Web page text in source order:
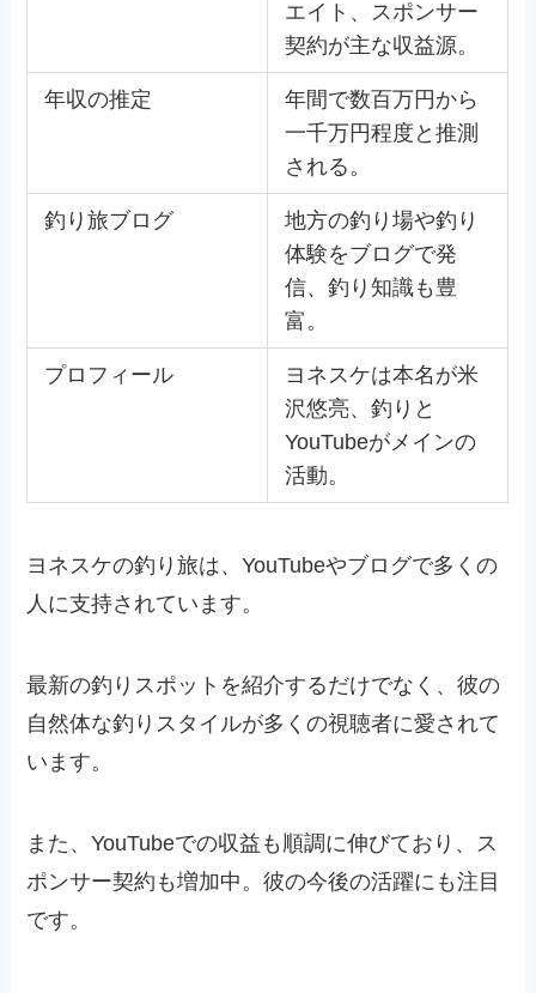
エイト、スポンサー
契約が主な収益源。
年収の推定
年間で数百万円から
一千万円程度と推測
される。
釣り旅ブログ
地方の釣り場や釣り
体験をブログで発
信、釣り知識も豊
富。
プロフィール
ヨネスケは本名が米
沢悠亮、釣りと
YouTubeがメインの
活動。
ヨネスケの釣り旅は、YouTubeやブログで多くの
人に支持されています。
最新の釣りスポットを紹介するだけでなく、彼の
自然体な釣りスタイルが多くの視聴者に愛されて
います。
また、YouTubeでの収益も順調に伸びており、ス
ポンサー契約も増加中。彼の今後の活躍にも注目
です。